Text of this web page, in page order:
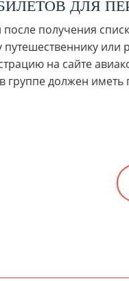
ДЛЯ
после получения
на сайте
группе должен